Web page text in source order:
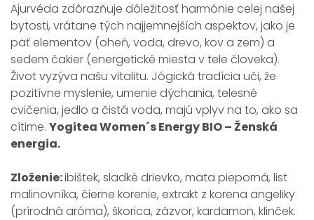
Ajurvéda zdôrazňuje dôležitosť harmónie celej našej
bytosti, vrátane tých najjemnejších aspektov, jako je
päť elementov (oheň, voda, drevo, kov a zem) a
sedem čakier (energetické miesta v tele človeka).
Život vyzýva našu vitalitu. Jógická tradícia uči, že
pozitívne myslenie, umenie dýchania, telesné
cvičenia, jedlo a čistá voda, majú vplyv na to, ako sa
cítime. Yogitea Women´s Energy BIO – Ženská
energia.
Zloženie:ibištek, sladké drievko, mäta pieporná, list
malinovníka, čierne korenie, extrakt z korena angeliky
(prírodná aróma), škorica, zázvor, kardamon, klinček.